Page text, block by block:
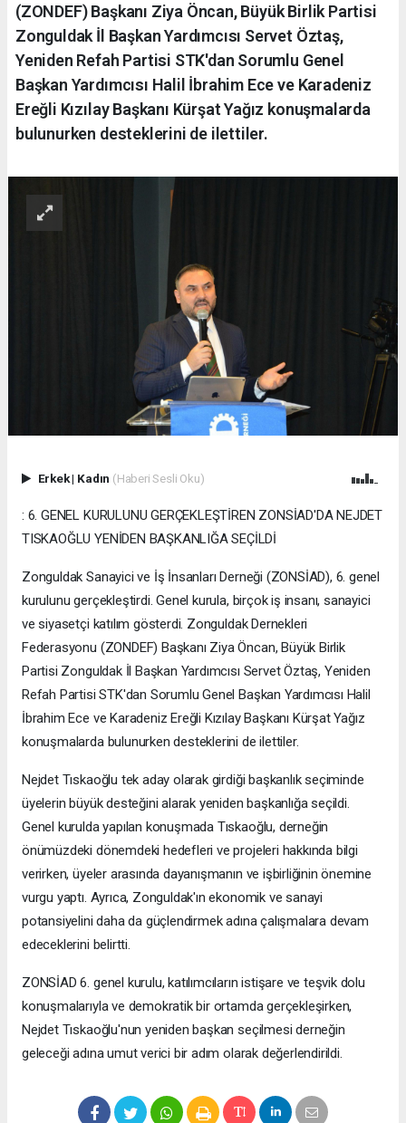
(ZONDEF) Başkanı Ziya Öncan, Büyük Birlik Partisi
Zonguldak İl Başkan Yardımcısı Servet Öztaş,
Yeniden Refah Partisi STK'dan Sorumlu Genel
Başkan Yardımcısı Halil İbrahim Ece ve Karadeniz
Ereğli Kızılay Başkanı Kürşat Yağız konuşmalarda
bulunurken desteklerini de ilettiler.
Erkek| Kadın (Haberi Sesli Oku)
: 6. GENEL KURULUNU GERÇEKLEŞTİREN ZONSİAD'DA NEJDET
TISKAOĞLU YENİDEN BAŞKANLIĞA SEÇİLDİ
Zonguldak Sanayici ve İş İnsanları Derneği (ZONSİAD), 6. genel
kurulunu gerçekleştirdi. Genel kurula, birçok iş insanı, sanayici
ve siyasetçi katılım gösterdi. Zonguldak Dernekleri
Federasyonu (ZONDEF) Başkanı Ziya Öncan, Büyük Birlik
Partisi Zonguldak İl Başkan Yardımcısı Servet Öztaş, Yeniden
Refah Partisi STK'dan Sorumlu Genel Başkan Yardımcısı Halil
İbrahim Ece ve Karadeniz Ereğli Kızılay Başkanı Kürşat Yağız
konuşmalarda bulunurken desteklerini de ilettiler.
Nejdet Tıskaoğlu tek aday olarak girdiği başkanlık seçiminde
üyelerin büyük desteğini alarak yeniden başkanlığa seçildi.
Genel kurulda yapılan konuşmada Tıskaoğlu, derneğin
önümüzdeki dönemdeki hedefleri ve projeleri hakkında bilgi
verirken, üyeler arasında dayanışmanın ve işbirliğinin önemine
vurgu yaptı. Ayrıca, Zonguldak'ın ekonomik ve sanayi
potansiyelini daha da güçlendirmek adına çalışmalara devam
edeceklerini belirtti.
ZONSİAD 6. genel kurulu, katılımcıların istişare ve teşvik dolu
konuşmalarıyla ve demokratik bir ortamda gerçekleşirken,
Nejdet Tıskaoğlu'nun yeniden başkan seçilmesi derneğin
geleceği adına umut verici bir adım olarak değerlendirildi.